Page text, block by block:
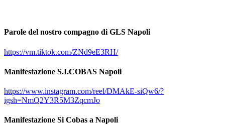
Parole del nostro compagno di GLS Napoli
https://vm.tiktok.com/ZNd9eE3RH/
Manifestazione S.I.COBAS Napoli
https://www.instagram.com/reel/DMAkE-siQw6/?
igsh=NmQ2Y3R5M3ZqcmJo
Manifestazione Si Cobas a Napoli